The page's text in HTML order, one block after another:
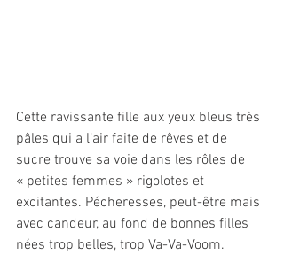
Cette ravissante fille aux yeux bleus très
pâles qui a l’air faite de rêves et de
sucre trouve sa voie dans les rôles de
« petites femmes » rigolotes et
excitantes. Pécheresses, peut-être mais
avec candeur, au fond de bonnes filles
nées trop belles, trop Va-Va-Voom.